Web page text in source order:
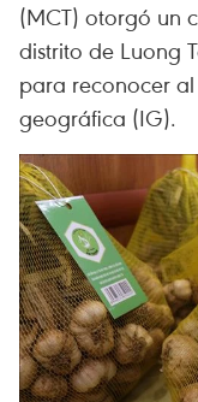
(MCT) otorgó un
distrito de Luong
para reconocer
geográfica (IG).